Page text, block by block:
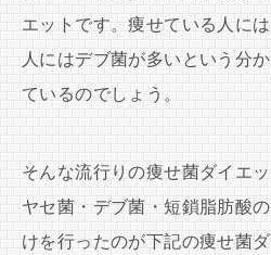
エットです。痩せている人に
人にはデブ菌が多いという分
ているのでしょう。
そんな流行りの痩せ菌ダイエ
ヤセ菌・デブ菌・短鎖脂肪酸
けを行ったのが下記の痩せ菌